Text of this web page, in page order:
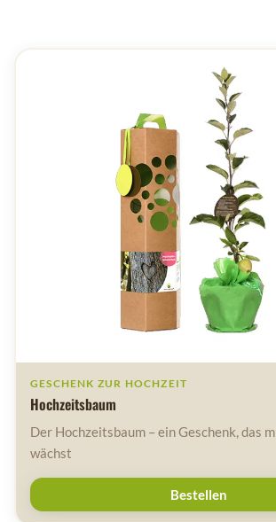
GESCHENK ZUR HOCHZEIT
Hochzeitsbaum
Der Hochzeitsbaum – ein Geschenk, das
wächst
Bestellen